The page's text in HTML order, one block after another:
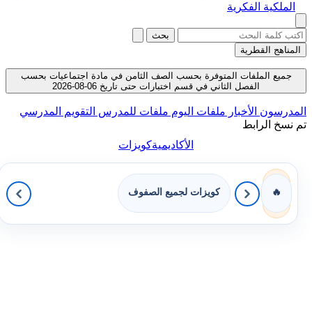
الملكية الفكرية
بحث
المناهج القطرية
جميع الملفات المتوفرة بحسب الصف الثامن في مادة اجتماعيات بحسب
الفصل الثاني في قسم اختبارات حتى تاريخ 06-08-2026
المدرسون الأخبار ملفات اليوم ملفات للمدرس التقويم المدرسي
تم نسخ الرابط
الأكاديميةكويزات
🔥 كويزات لجميع الصفوف